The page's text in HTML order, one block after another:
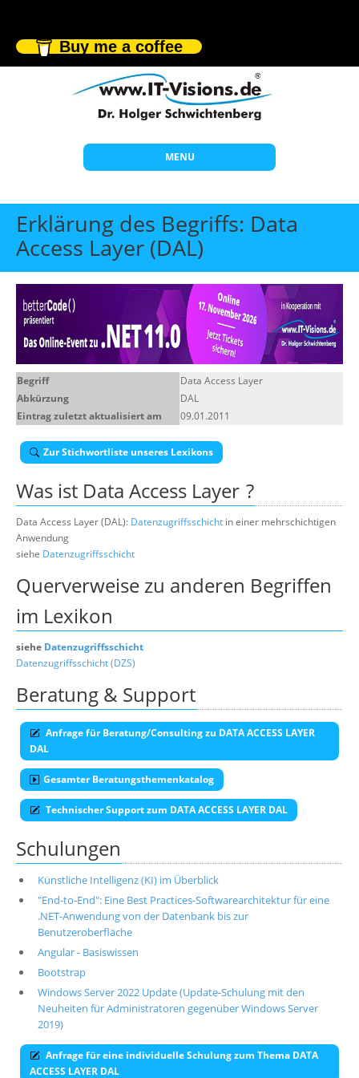
Buy me a coffee
MENU
Start
Themen
Beratung
Individuelle Schulungen
Offene Seminare
Wissen
Erklärung des Begriffs: Data
Access Layer (DAL)
Begriff
Data Access Layer
Abkürzung
DAL
Eintrag zuletzt aktualisiert am
09.01.2011
Zur Stichwortliste unseres Lexikons
Was ist Data Access Layer ?
Data Access Layer (DAL): Datenzugriffsschicht in einer mehrschichtigen
Anwendung
siehe Datenzugriffsschicht
Querverweise zu anderen Begriffen
im Lexikon
siehe Datenzugriffsschicht
Datenzugriffsschicht (DZS)
Beratung & Support
Anfrage für Beratung/Consulting zu DATA ACCESS LAYER
DAL
Gesamter Beratungsthemenkatalog
Technischer Support zum DATA ACCESS LAYER DAL
Schulungen
Künstliche Intelligenz (KI) im Überblick
"End-to-End": Eine Best Practices-Softwarearchitektur für eine
.NET-Anwendung von der Datenbank bis zur
Benutzeroberfläche
Angular - Basiswissen
Bootstrap
Windows Server 2022 Update (Update-Schulung mit den
Neuheiten für Administratoren gegenüber Windows Server
2019)
Anfrage für eine individuelle Schulung zum Thema DATA
ACCESS LAYER DAL